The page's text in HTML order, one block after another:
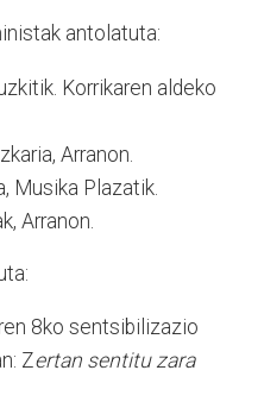
antolatuta:
Korrikaren aldeko
Arranon.
Musika Plazatik.
Arranon.
8ko sentsibilizazio
Zertan sentitu zara